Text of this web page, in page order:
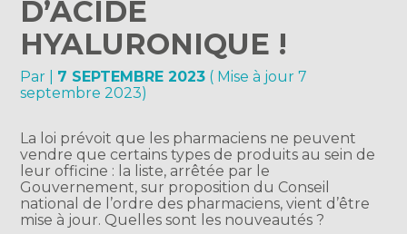
D’ACIDE
HYALURONIQUE !
Par 7 SEPTEMBRE 2023 ( Mise à jour 7
septembre 2023)
La loi prévoit que les pharmaciens ne peuvent
vendre que certains types de produits au sein de
leur officine : la liste, arrêtée par le
Gouvernement, sur proposition du Conseil
national de l’ordre des pharmaciens, vient d’être
mise à jour. Quelles sont les nouveautés ?